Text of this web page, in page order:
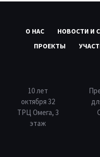
О НАС НОВОСТИ И
ПРОЕКТЫ
10 лет
октября 32
ТРЦ Омега, 3
этаж